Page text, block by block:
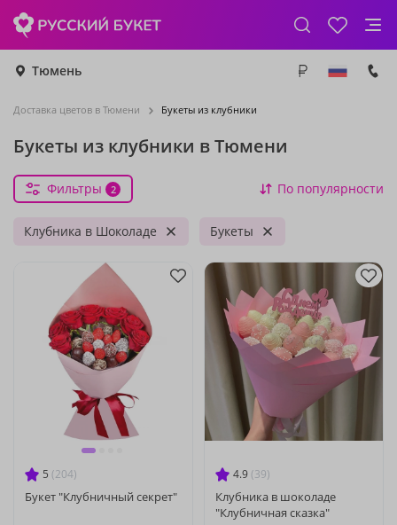
Тюмень
Доставка цветов в Тюмени Букеты из клубники
Букеты из клубники в Тюмени
Фильтры 2 По популярности
Клубника в Шоколаде Букеты
5 (204)
Букет "Клубничный секрет"
4.9 (39)
Клубника в шоколаде
"Клубничная сказка"